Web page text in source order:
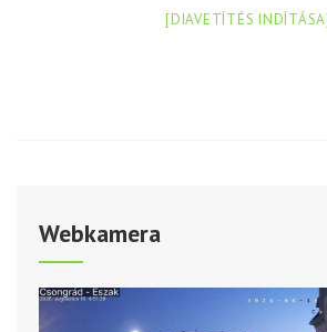
[DIAVETÍTÉS
Webkamera